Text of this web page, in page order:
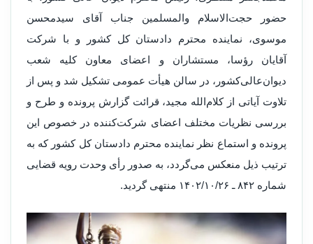
حضور حجت‌الاسلام‌ والمسلمین جناب آقای سیدمحسن
موسوی، نماینده محترم دادستان ‌کل‌ کشور و با شرکت
آقایان رؤسا، مستشاران و اعضای ‌معاون کلیه شعب
دیوان‌عالی‌کشور، در سالن هیأت‌ عمومی تشکیل شد و پس از
تلاوت آیاتی از کلام‌الله مجید، قرائت گزارش ‌پرونده و طرح و
بررسی نظریات مختلف اعضای شرکت‌‌کننده در خصوص این
پرونده و استماع نظر نماینده محترم دادستان ‌کل‌ کشور که به
‌ترتیب‌ ذیل منعکس ‌می‌گردد، به ‌صدور رأی وحدت‌ رویه ‌قضایی
شماره ۸۴۲ ـ ۱۴۰۲/۱۰/۲۶ منتهی گردید.